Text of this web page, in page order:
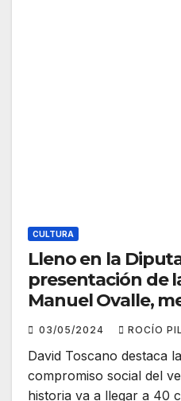
CULTURA
Lleno en la
presentación de
Manuel Ovalle,
reporterismo
03/05/2024 ROCÍO
David Toscano destaca
compromiso social del
historia va a llegar a 40